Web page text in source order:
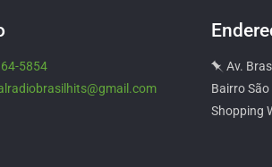
5854
Av.
Bairro
Shopping